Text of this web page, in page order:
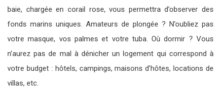
baie, chargée en corail rose, vous permettra d’observer des
fonds marins uniques. Amateurs de plongée ? N’oubliez pas
votre masque, vos palmes et votre tuba. Où dormir ? Vous
n’aurez pas de mal à dénicher un logement qui correspond à
votre budget : hôtels, campings, maisons d’hôtes, locations de
villas, etc.